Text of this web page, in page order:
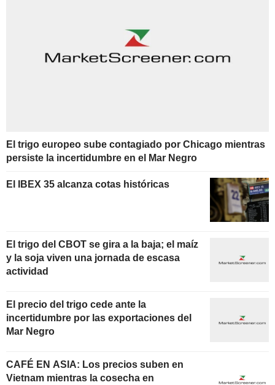
El trigo europeo sube contagiado por Chicago mientras
persiste la incertidumbre en el Mar Negro
El IBEX 35 alcanza cotas históricas
El trigo del CBOT se gira a la baja; el maíz
y la soja viven una jornada de escasa
actividad
El precio del trigo cede ante la
incertidumbre por las exportaciones del
Mar Negro
CAFÉ EN ASIA: Los precios suben en
Vietnam mientras la cosecha en